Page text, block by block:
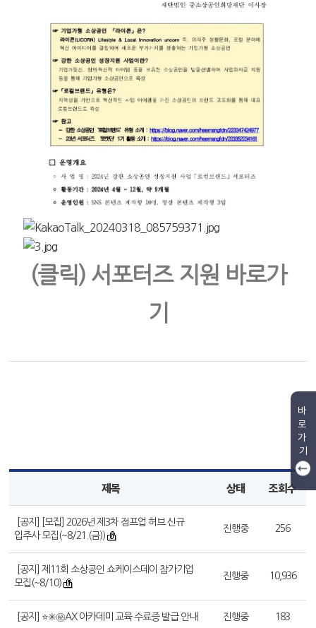
(클릭) 서포터즈 지원 바로가
기
제목 상태 조회수
[공지] [모집] 2026년 제3차 점프업 허브 신규
입주사 모집(~8/21.(금))
진행중 256
[공지] 제11회 소상공인 쇼케이스데이 참가기업
모집(~8/10)
진행중 10,936
[공지] ⭐✳️㊙️AX 아카데미 교육 수료증 발급 안내 진행중 183
바
로
가
기